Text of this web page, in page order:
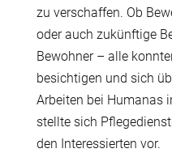
zu verschaffen. Ob
oder auch zukünftige
Bewohner – alle
besichtigen und sich
Arbeiten bei Humanas
stellte sich
den Interessierten vor.